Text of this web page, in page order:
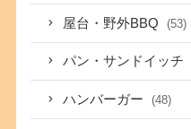
屋台・野外BBQ (53)
パン・サンドイッチ
ハンバーガー (48)